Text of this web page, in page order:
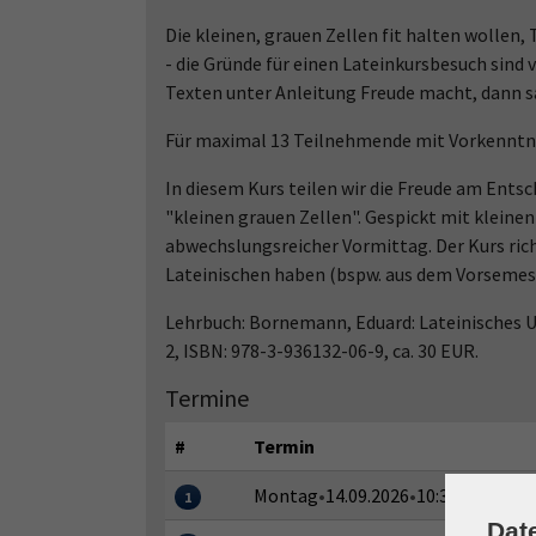
Die kleinen, grauen Zellen fit halten wollen,
- die Gründe für einen Lateinkursbesuch
Texten unter Anleitung Freude macht, dann
Für maximal 13 Teilnehmende mit
In diesem Kurs teilen wir die Freude am
"kleinen grauen Zellen". Gespickt mit
abwechslungsreicher Vormittag. Der Kurs
Lateinischen haben (bspw. aus dem
Lehrbuch: Bornemann, Eduard:
2, ISBN: 978-3-936132-06-9, ca. 30 EUR.
Termine
# Termin
1 Montag•14.09.2026•10:30–12:00 Uhr